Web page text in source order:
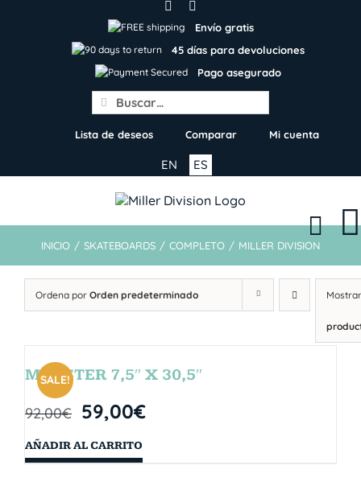
Envío gratis
45 días para devoluciones
Pago asegurado
Search
for:
Lista de deseos Comparar Mi cuenta
ES
EN
INICIO / SKATEBOARDS / COMPLETO / MILLER DIVISION
Ordena por Orden predeterminado
SALE!
MONSTER 7,5″ X 30,5″
92,00€ 59,00€
AÑADIR AL CARRITO